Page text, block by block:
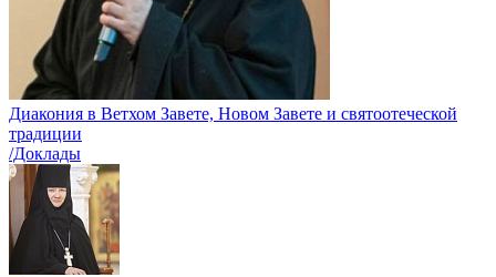
Диакония в Ветхом Завете, Новом Завете и святоотеческой
традиции
/Доклады